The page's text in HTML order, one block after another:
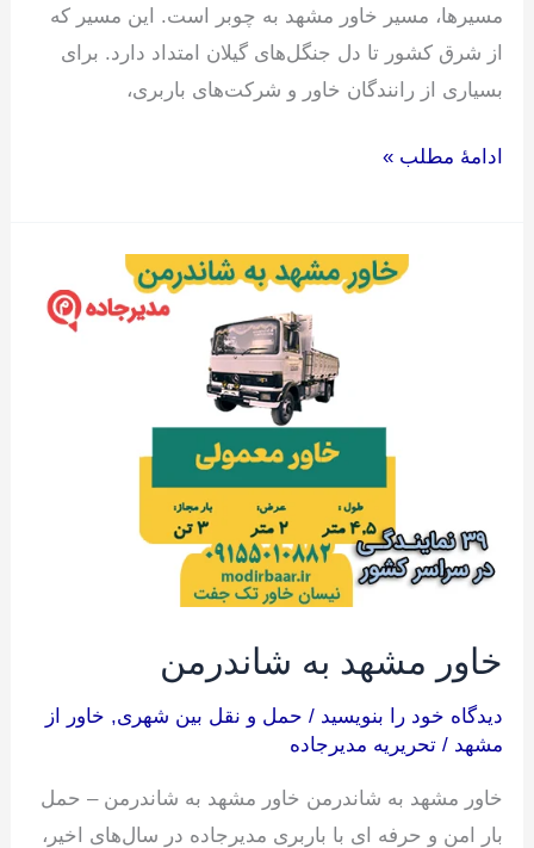
مسیرها، مسیر خاور مشهد به چوبر است. این مسیر که
از شرق کشور تا دل جنگل‌های گیلان امتداد دارد. برای
بسیاری از رانندگان خاور و شرکت‌های باربری،
ادامۀ مطلب »
خاور مشهد به شاندرمن
دیدگاه‌ خود را بنویسید / حمل و نقل بین شهری, خاور از
مشهد /تحریریه مدیرجاده
خاور مشهد به شاندرمن خاور مشهد به شاندرمن – حمل
بار امن و حرفه ای با باربری مدیرجاده در سال‌های اخیر،